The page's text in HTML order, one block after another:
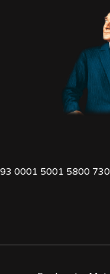
93 0001 5001 5800